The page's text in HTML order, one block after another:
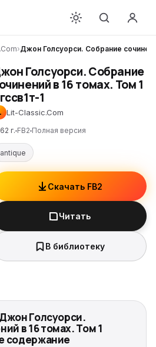
›Джон Голсуорси. Собрание
Голсуорси. Собрание
в 16 томах. Том 1
1
Lit-Classic.Com
г. FB2 Полная версия
antique
Скачать FB2
Читать
В библиотеку
Голсуорси.
в 16 томах. Том 1
содержание